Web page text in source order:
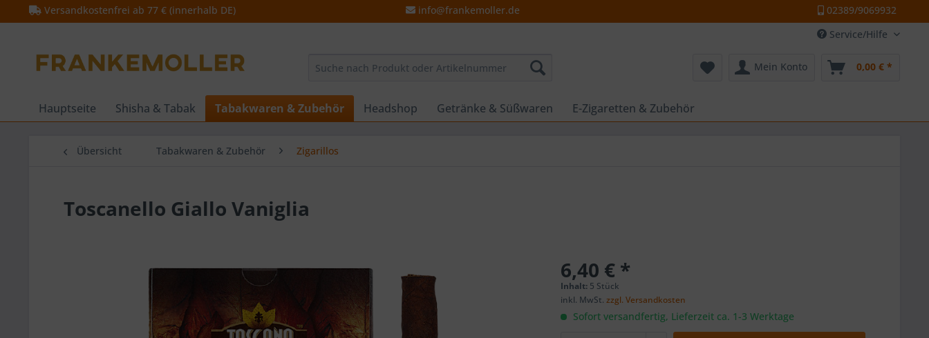
Versandkostenfrei ab 77 € (innerhalb DE) info@frankemoller.de
02389/9069932
Service/Hilfe
Mein Konto 0,00 € *
Hauptseite Shisha & Tabak Tabakwaren & Zubehör Headshop Getränke & Süßwaren E-Zigaretten & Zubehör
Übersicht Tabakwaren & Zubehör Zigarillos
Toscanello Giallo Vaniglia
6,40 € *
Inhalt: 5 Stück
inkl. MwSt.zzgl. Versandkosten
Sofort versandfertig, Lieferzeit ca. 1-3 Werktage